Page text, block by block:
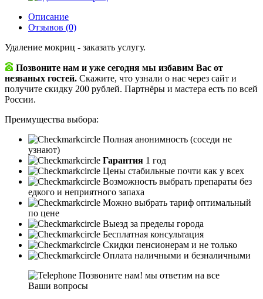
Описание
Отзывов (0)
Удаление мокриц - заказать услугу.
Позвоните нам и уже сегодня мы избавим Вас от
незваных гостей. Скажите, что узнали о нас через сайт и
получите скидку 200 рублей. Партнёры и мастера есть по всей
России.
Преимущества выбора:
Полная анонимность (соседи не
узнают)
Гарантия 1 год
Цены стабильные почти как у всех
Возможность выбрать препараты без
едкого и неприятного запаха
Можно выбрать тариф оптимальный
по цене
Выезд за пределы города
Бесплатная консультация
Скидки пенсионерам и не только
Оплата наличными и безналичными
Позвоните нам! мы ответим на все
Ваши вопросы